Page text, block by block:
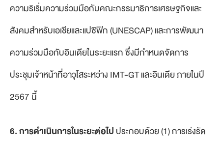
ความริเริ่มความร่วมมือกับคณะกรรมาธิการเศรษฐกิจและ
สังคมสำหรับเอเชียและแปซิฟิก (UNESCAP) และการพัฒนา
ความร่วมมือกับอินเดียในระยะแรก ซึ่งมีกำหนดจัดการ
ประชุมเจ้าหน้าที่อาวุโสระหว่าง IMT-GT และอินเดีย ภายในปี
2567 นี้
6. การดำเนินการในระยะต่อไป ประกอบด้วย (1) การเร่งรัด